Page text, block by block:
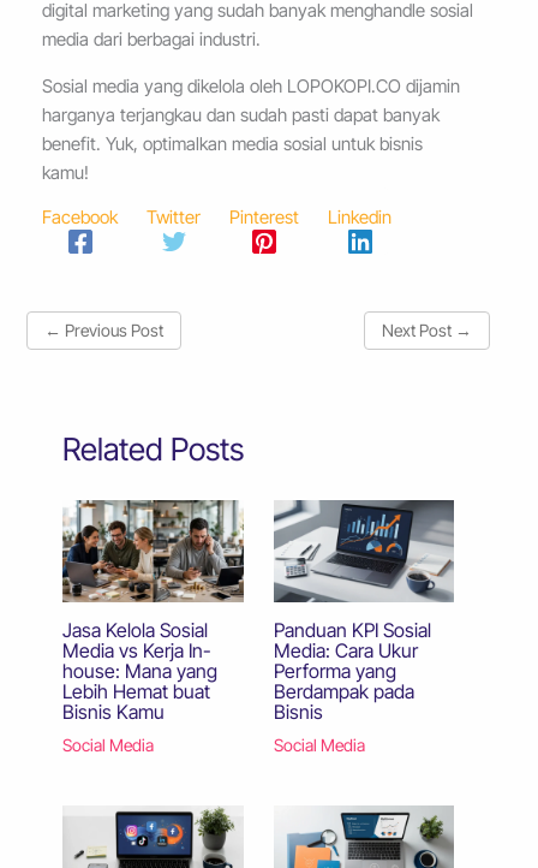
digital marketing yang sudah banyak menghandle sosial
media dari berbagai industri.
Sosial media yang dikelola oleh LOPOKOPI.CO dijamin
harganya terjangkau dan sudah pasti dapat banyak
benefit. Yuk, optimalkan media sosial untuk bisnis
kamu!
Facebook
Twitter Pinterest Linkedin
← Previous Post Next Post →
Related Posts
Jasa Kelola Sosial
Media vs Kerja In-
house: Mana yang
Lebih Hemat buat
Bisnis Kamu
Social Media
Panduan KPI Sosial
Media: Cara Ukur
Performa yang
Berdampak pada
Bisnis
Social Media